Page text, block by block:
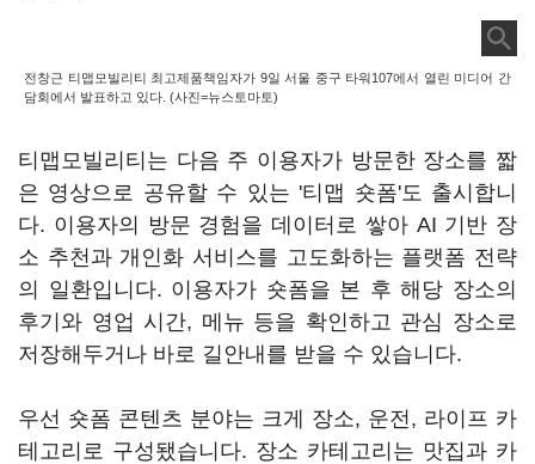
전창근 티맵모빌리티 최고제품책임자가 9일 서울 중구 타워107에서 열린 미디어 간
담회에서 발표하고 있다. (사진=뉴스토마토)
티맵모빌리티는 다음 주 이용자가 방문한 장소를 짧
은 영상으로 공유할 수 있는 '티맵 숏폼'도 출시합니
다. 이용자의 방문 경험을 데이터로 쌓아 AI 기반 장
소 추천과 개인화 서비스를 고도화하는 플랫폼 전략
의 일환입니다. 이용자가 숏폼을 본 후 해당 장소의
후기와 영업 시간, 메뉴 등을 확인하고 관심 장소로
저장해두거나 바로 길안내를 받을 수 있습니다.
우선 숏폼 콘텐츠 분야는 크게 장소, 운전, 라이프 카
테고리로 구성됐습니다. 장소 카테고리는 맛집과 카